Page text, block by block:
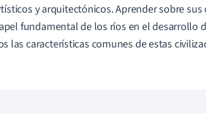
y arquitectónicos. Aprender sobre sus
fundamental de los ríos en el desarrollo
las características comunes de estas